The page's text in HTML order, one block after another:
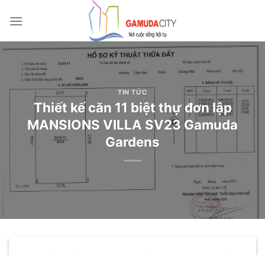
qua
dung
TIN TỨC
Thiết kế căn 11 biệt thự đơn lập
MANSIONS VILLA SV23 Gamuda
Gardens